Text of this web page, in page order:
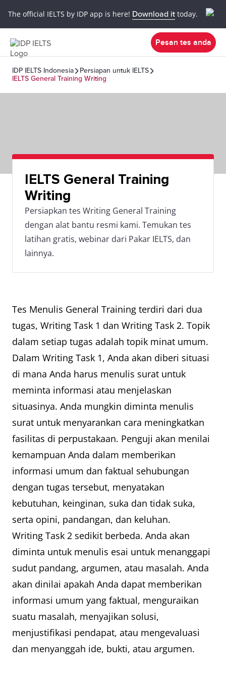
The official IELTS by IDP app is here! Download it today.
Pesan tes anda
IDP IELTS Indonesia
Persiapan untuk IELTS
IELTS General Training Writing
IELTS General Training
Writing
Persiapkan tes Writing General Training
dengan alat bantu resmi kami. Temukan tes
latihan gratis, webinar dari Pakar IELTS, dan
lainnya.
Tes Menulis General Training terdiri dari dua
tugas, Writing Task 1 dan Writing Task 2. Topik
dalam setiap tugas adalah topik minat umum.
Dalam Writing Task 1, Anda akan diberi situasi
di mana Anda harus menulis surat untuk
meminta informasi atau menjelaskan
situasinya. Anda mungkin diminta menulis
surat untuk menyarankan cara meningkatkan
fasilitas di perpustakaan. Penguji akan menilai
kemampuan Anda dalam memberikan
informasi umum dan faktual sehubungan
dengan tugas tersebut, menyatakan
kebutuhan, keinginan, suka dan tidak suka,
serta opini, pandangan, dan keluhan.
Writing Task 2 sedikit berbeda. Anda akan
diminta untuk menulis esai untuk menanggapi
sudut pandang, argumen, atau masalah. Anda
akan dinilai apakah Anda dapat memberikan
informasi umum yang faktual, menguraikan
suatu masalah, menyajikan solusi,
menjustifikasi pendapat, atau mengevaluasi
dan menyanggah ide, bukti, atau argumen.